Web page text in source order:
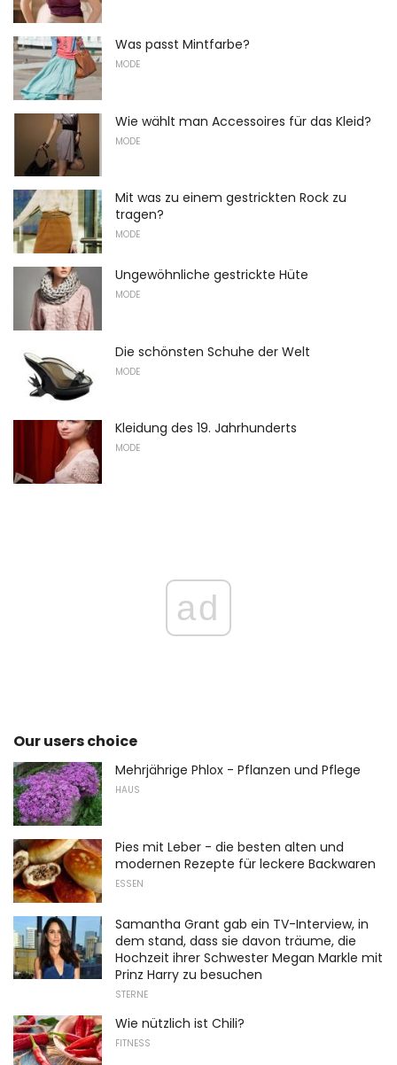
Was passt Mintfarbe?
MODE
Wie wählt man Accessoires für das Kleid?
MODE
Mit was zu einem gestrickten Rock zu
tragen?
MODE
Ungewöhnliche gestrickte Hüte
MODE
Die schönsten Schuhe der Welt
MODE
Kleidung des 19. Jahrhunderts
MODE
ad
Our users choice
Mehrjährige Phlox - Pflanzen und Pflege
HAUS
Pies mit Leber - die besten alten und
modernen Rezepte für leckere Backwaren
ESSEN
Samantha Grant gab ein TV-Interview, in
dem stand, dass sie davon träume, die
Hochzeit ihrer Schwester Megan Markle mit
Prinz Harry zu besuchen
STERNE
Wie nützlich ist Chili?
FITNESS